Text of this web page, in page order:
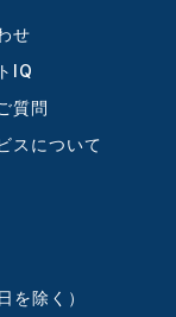
せ
IQ
質問
スについて
除く）